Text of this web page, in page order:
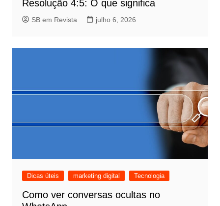
Resolução 4:5: O que significa
SB em Revista julho 6, 2026
Dicas úteis marketing digital Tecnologia
Como ver conversas ocultas no